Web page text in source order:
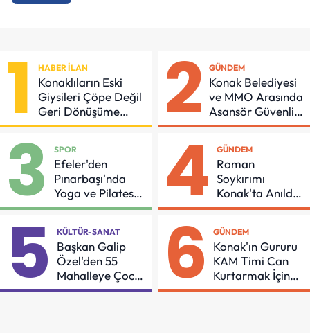
1 HABER İLAN
Konaklıların Eski
Giysileri Çöpe Değil
Geri Dönüşüme
Gidiyor
2 GÜNDEM
Konak Belediyesi
ve MMO Arasında
Asansör Güvenliği
İçin Önemli
3 SPOR
Efeler'den
Pınarbaşı'nda
Yoga ve Pilates
Buluşması
4 GÜNDEM
Roman
Soykırımı
Konak'ta Anıldı:
"Eşit Bir Yaşam
Sürdüreceğiz"
5 KÜLTÜR-SANAT
Başkan Galip
Özel'den 55
Mahalleye Çocuk
Şenliği
6 GÜNDEM
Konak'ın Gururu
KAM Timi Can
Kurtarmak İçin
Demir Aldı